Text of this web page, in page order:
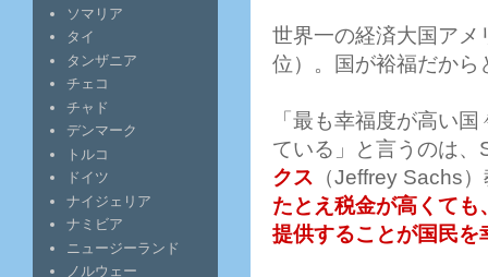
世界一の経済大国ア
位）。国が裕福だから
「最も幸福度が高い
ている」と言うのは
クス （Jeffrey Sachs
たとえ税金が高くて
提供することが国民を
ソマリア
タイ
タンザニア
チェコ
チャド
デンマーク
トルコ
ドイツ
ナイジェリア
ナミビア
ニュージーランド
ノルウェー